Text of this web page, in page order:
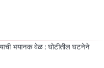
भयानक वेळ : घोटीतील घटनेने